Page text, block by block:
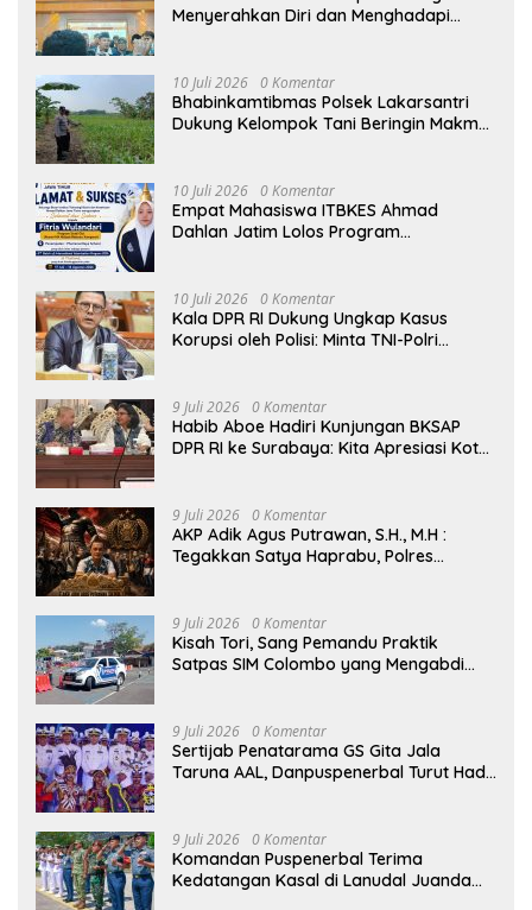
Menyerahkan Diri dan Menghadapi
10 Juli 2026 0 Komentar
Bhabinkamtibmas Polsek Lakarsantri
Dukung Kelompok Tani Beringin Makmur
10 Juli 2026 0 Komentar
Empat Mahasiswa ITBKES Ahmad
Dahlan Jatim Lolos Program
Global
10 Juli 2026 0 Komentar
Kala DPR RI Dukung Ungkap Kasus
Korupsi oleh Polisi: Minta TNI-Polri
9 Juli 2026 0 Komentar
Habib Aboe Hadiri Kunjungan BKSAP
DPR RI ke Surabaya: Kita Apresiasi Kota
9 Juli 2026 0 Komentar
AKP Adik Agus Putrawan, S.H., M.H :
Tegakkan Satya Haprabu, Polres
Surabaya.
9 Juli 2026 0 Komentar
Kisah Tori, Sang Pemandu Praktik
Satpas SIM Colombo yang Mengabdi
9 Juli 2026 0 Komentar
Sertijab Penatarama GS Gita Jala
Taruna AAL, Danpuspenerbal Turut Hadir
9 Juli 2026 0 Komentar
Komandan Puspenerbal Terima
Kedatangan Kasal di Lanudal Juanda